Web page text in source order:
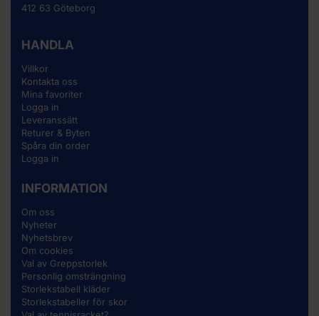
412 63 Göteborg
HANDLA
Villkor
Kontakta oss
Mina favoriter
Logga in
Leveranssätt
Returer & Byten
Spåra din order
Logga in
INFORMATION
Om oss
Nyheter
Nyhetsbrev
Om cookies
Val av Greppstorlek
Personlig omsträngning
Storlekstabell kläder
Storlekstabeller för skor